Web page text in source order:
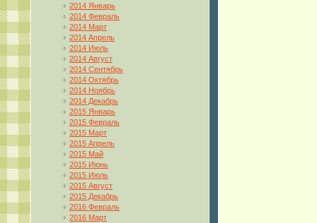
2014 Январь
2014 Февраль
2014 Март
2014 Апрель
2014 Июль
2014 Август
2014 Сентябрь
2014 Октябрь
2014 Ноябрь
2014 Декабрь
2015 Январь
2015 Февраль
2015 Март
2015 Апрель
2015 Май
2015 Июнь
2015 Июль
2015 Август
2015 Декабрь
2016 Февраль
2016 Март